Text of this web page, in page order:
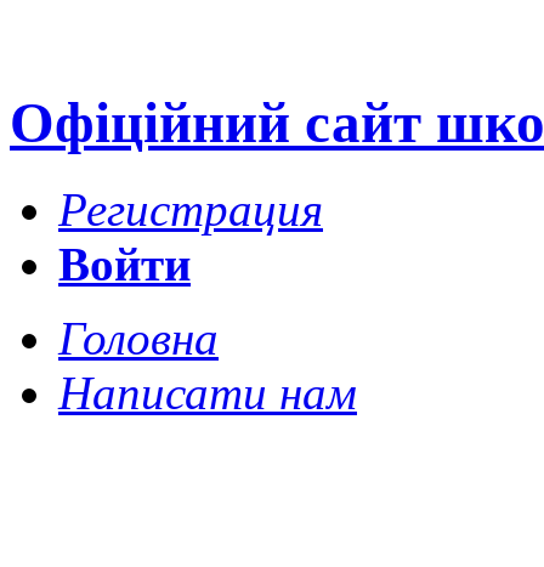
Офіційний сайт
Регистрация
Войти
Головна
Написати нам